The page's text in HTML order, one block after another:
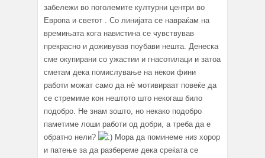
забележи во поголемите културни центри во
Европа и светот . Со линијата се навраќам на
времињата кога навистина се чувствував
прекрасно и доживував поубави нешта. Денеска
сме окупирани со ужастии и гнасотилаци и затоа
сметам дека помислување на некои фини
работи можат само да нè мотивираат повеќе да
се стремиме кон нештото што некогаш било
подобро. Не знам зошто, но некако подобро
паметиме лоши работи од добри, а треба да е
обратно нели?
Мора да поминеме низ хорор
и патење за да разбереме дека среќата се